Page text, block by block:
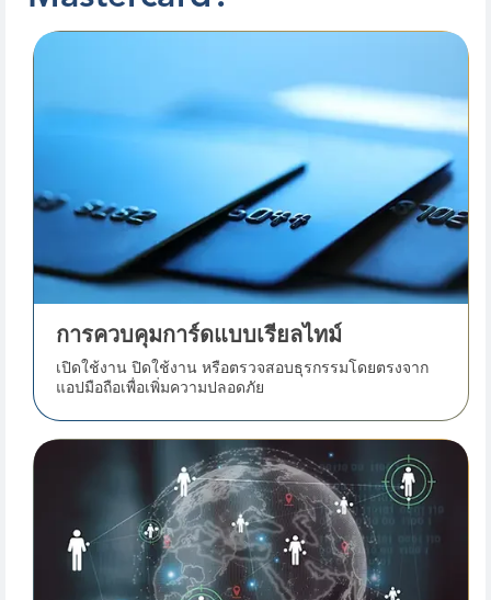
การควบคุมการ์ดแบบเรียลไทม์
เปิดใช้งาน ปิดใช้งาน หรือตรวจสอบธุรกรรมโดยตรงจาก
แอปมือถือเพื่อเพิ่มความปลอดภัย